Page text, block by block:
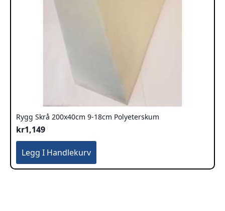
Rygg Skrå 200x40cm 9-18cm Polyeterskum
kr1,149
Legg I Handlekurv